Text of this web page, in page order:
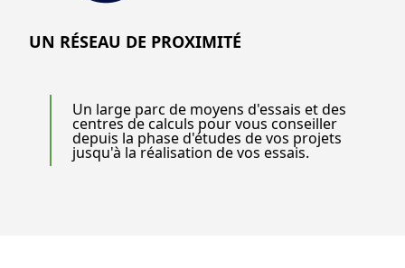
UN RÉSEAU DE PROXIMITÉ
Un large parc de moyens d'essais et des
centres de calculs pour vous conseiller
depuis la phase d'études de vos projets
jusqu'à la réalisation de vos essais.